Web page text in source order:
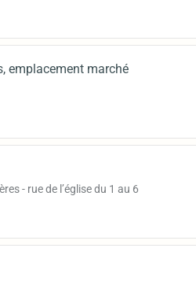
emplacement marché
- rue de l’église du 1 au 6